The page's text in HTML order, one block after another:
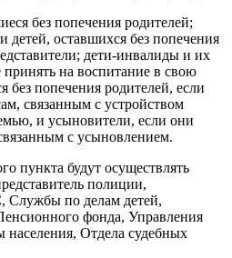
без попечения родителей;
детей, оставшихся без попечения
дети-инвалиды и их
на воспитание в свою
без попечения родителей, если
связанным с устройством
и усыновители, если они
с усыновлением.
пункта будут осуществлять
полиции,
Службы по делам детей,
фонда, Управления
населения, Отдела судебных